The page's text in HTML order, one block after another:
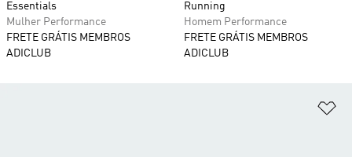
Essentials
Mulher Performance
FRETE GRÁTIS MEMBROS
ADICLUB
Running
Homem Performance
FRETE GRÁTIS MEMBROS
ADICLUB